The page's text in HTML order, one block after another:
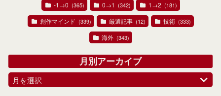
-1→0 (365) 0→1 (342) 1→2 (181)
創作マインド (339) 厳選記事 (12) 技術 (333)
海外 (343)
月別アーカイブ
月を選択